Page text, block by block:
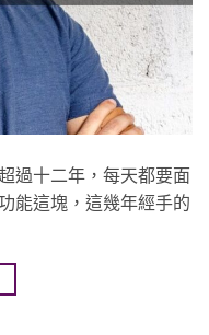
過十二年，每天都要面
能這塊，這幾年經手的